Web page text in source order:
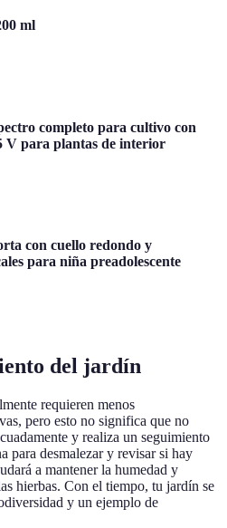
ml
completo para cultivo con
V para plantas de interior
con cuello redondo y
para niña preadolescente
del jardín
requieren menos
pero esto no significa que no
y realiza un seguimiento
para desmalezar y revisar si hay
a mantener la humedad y
hierbas. Con el tiempo, tu jardín se
y un ejemplo de